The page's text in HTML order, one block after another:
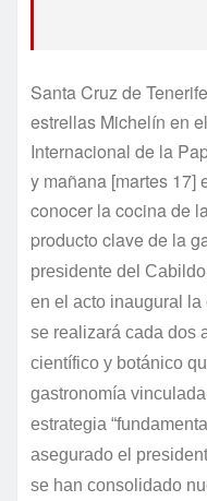
Santa Cruz de
estrellas Michelín en
Internacional de la
y mañana [martes 17]
conocer la cocina de
producto clave de la
presidente del
en el acto inaugural
se realizará cada dos
científico y botánico
gastronomía
estrategia
asegurado el
se han consolidado